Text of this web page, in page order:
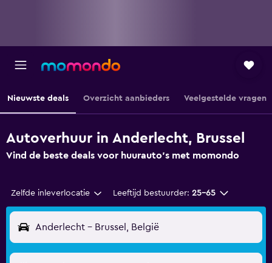
Nieuwste deals Overzicht aanbieders Veelgestelde vragen
Autoverhuur in Anderlecht, Brussel
Vind de beste deals voor huurauto's met momondo
Zelfde inleverlocatie Leeftijd bestuurder: 25-65
Anderlecht - Brussel, België